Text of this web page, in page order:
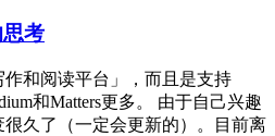
考
和阅读平台」，而且是支持
和Matters更多。 由于自己兴趣
久了（一定会更新的）。目前离